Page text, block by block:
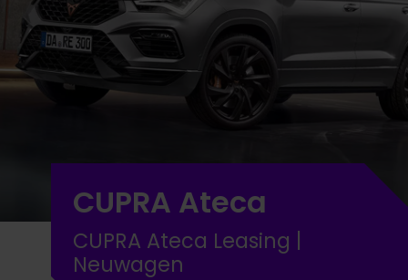
CUPRA Ateca
CUPRA Ateca Leasing |
Neuwagen